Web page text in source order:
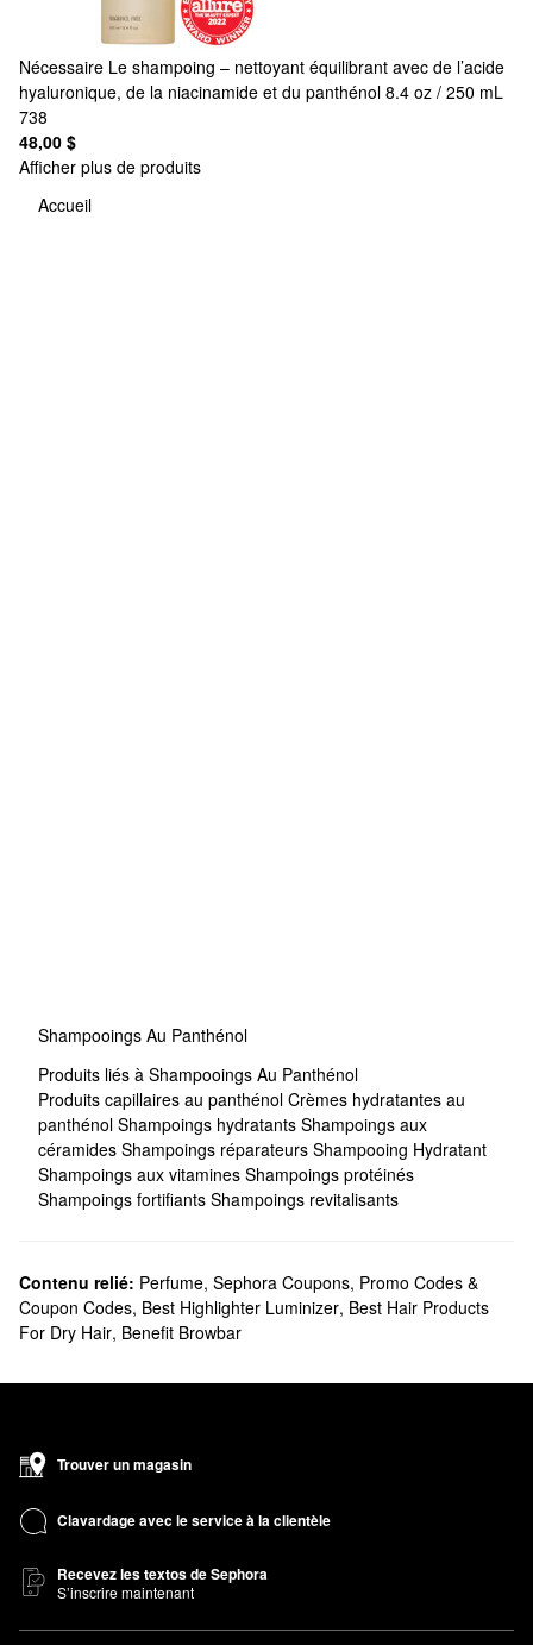
Nécessaire Le shampoing – nettoyant équilibrant avec de l’acide
hyaluronique, de la niacinamide et du panthénol 8.4 oz / 250 mL
738
48,00 $
Afficher plus de produits
Accueil
Shampooings Au Panthénol
Produits liés à Shampooings Au Panthénol
Produits capillaires au panthénol Crèmes hydratantes au
panthénol Shampoings hydratants Shampoings aux
céramides Shampoings réparateurs Shampooing Hydratant
Shampoings aux vitamines Shampoings protéinés
Shampoings fortifiants Shampoings revitalisants
Contenu relié: Perfume, Sephora Coupons, Promo Codes &
Coupon Codes, Best Highlighter Luminizer, Best Hair Products
For Dry Hair, Benefit Browbar
Trouver un magasin
Clavardage avec le service à la clientèle
Recevez les textos de Sephora
S’inscrire maintenant